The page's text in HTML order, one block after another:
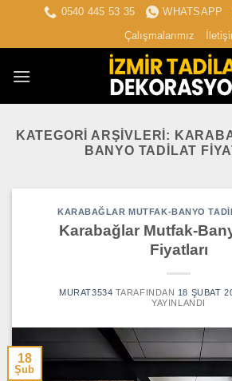
0540 445 53 35 WHATSAPP
Çalışmalarımız
KATEGORI ARŞIVLERI:
BANYO TADILAT
KARABAĞLAR MUTFAK-BANYO
Karabağlar Mutfak-
Fiyatları
MURAT3534 TARAFINDAN 18 ŞUBAT
YAYINLANDI
18
Şub